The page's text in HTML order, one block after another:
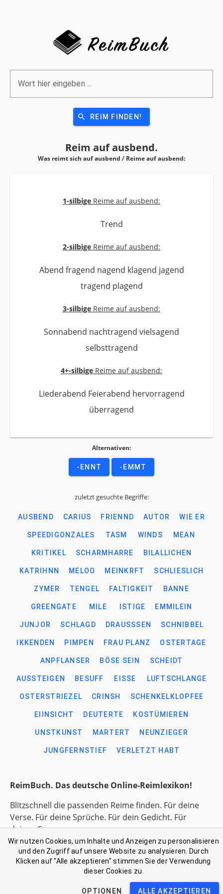
Wort hier eingeben ...
search REIM FINDEN!
Reim aufausbend.
Was reimt sich auf ausbend / Reime aufausbend:
1-silbige Reime auf ausbend:
Trend
2-silbige Reime auf ausbend:
Abend fragend nagend klagend jagend
tragend plagend
3-silbige Reime auf ausbend:
Sonnabend nachtragend vielsagend
selbsttragend
4+-silbige Reime auf ausbend:
Liederabend Feierabend hervorragend
überragend
Alternativen:
-ENNT -EMMT
zuletzt gesuchte Begriffe:
AUSBEND CARIUS FRIENND AUTOR WIE ER
SPEEDIGONZALES TASM WINDS MEAN
KRITIKEL SCHARMHARRE BILALLICHEN
KATRIHNN MELOO MEINKRFT SCHLIESLICH
ZYMER TENGEL FALTIGKEIT BANNE
GREENGATE MILE ISTIGE EMMILEIN
JUNJOR SCHLAGD DRAUSSSEN SCHNIBBEL
IKKENDEN PIMPEN FRAU PLANZ OSTERTAGE
ANPFLANSER BÖSE SEIN SCHEIDT
AUSSTEIGEN BESUFF EISSE LUFTSCHLANGE
OSTERSTRIEZEL CRINSH SCHENKELKLOPFEE
EIINSICHT DEUTERTE KOSTÜMIEREN
UNSTKUNST MARTERT NEUNZIEGER
JUNGFERNSTIEF VERLETZT HABT
ReimBuch. Das deutsche Online-Reimlexikon!
Blitzschnell die passenden Reime finden. Für deine
Verse. Für deine Sprüche. Für dein Gedicht. Für
deinen Song.
Link-Liste gesammelter Begriffe
Kontakt: support@reimbuch .net
Wir nutzen Cookies, um Inhalte und Anzeigen zu personalisieren
und den Zugriff auf unsere Website zu analysieren. Durch
Klicken auf "Alle akzeptieren" stimmen Sie der Verwendung
dieser Cookies zu.
OPTIONEN ALLE AKZEPTIEREN